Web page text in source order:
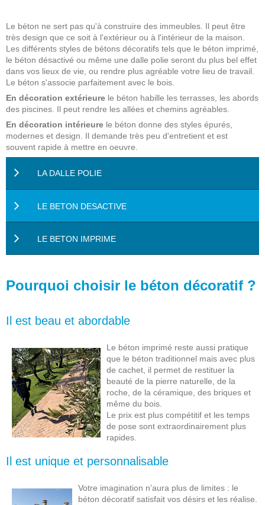
Le béton ne sert pas qu'à construire des immeubles. Il peut être
très design que ce soit à l'extérieur ou à l'intérieur de la maison.
Les différents styles de bétons décoratifs tels que le béton imprimé,
le béton désactivé ou même une dalle polie seront du plus bel effet
dans vos lieux de vie, ou rendre plus agréable votre lieu de travail.
Le béton s'associe parfaitement avec le bois.
En décoration extérieure le béton habille les terrasses, les abords
des piscines. Il peut rendre les allées et chemins agréables.
En décoration intérieure le béton donne des styles épurés,
modernes et design. Il demande très peu d'entretient et est
souvent rapide à mettre en oeuvre.
LA DALLE POLIE
blabla 1
:
Lire plus
LE BETON DESACTIVE
esthétique
autres considérations
Facile d'entretient
Lire plus
LE BETON IMPRIME
blabla 1
:
Et hop
Lire plus
Pourquoi choisir le béton décoratif ?
Il est beau et abordable
Le béton imprimé reste aussi pratique
que le béton traditionnel mais avec plus
de cachet, il permet de restituer la
beauté de la pierre naturelle, de la
roche, de la céramique, des briques et
même du bois.
Le prix est plus compétitif et les temps
de pose sont extraordinairement plus
rapides.
Il est unique et personnalisable
Votre imagination n’aura plus de limites : le
béton décoratif satisfait vos désirs et les réalise.